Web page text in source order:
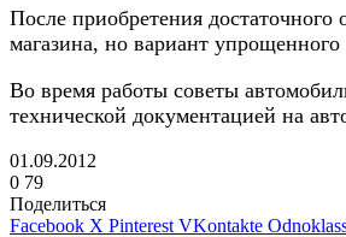
После приобретения достаточного
магазина, но вариант
Во время работы советы
технической документацией на
01.09.2012
0 79
Поделиться
Facebook X Pinterest VKontakte